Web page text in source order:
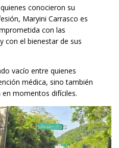
conocieron su
Maryini Carrasco es
con las
con el bienestar de sus
vacío entre quienes
médica, sino también
momentos difíciles.